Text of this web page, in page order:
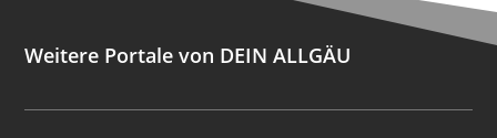
Weitere Portale von DEIN ALLGÄU